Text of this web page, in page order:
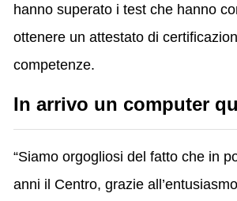
hanno superato i test che hanno
ottenere un attestato di
competenze.
In arrivo un computer
“Siamo orgogliosi del fatto che in
anni il Centro, grazie